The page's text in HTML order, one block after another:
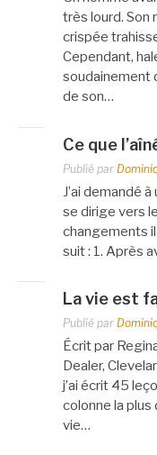
très lourd. Son
crispée
Cependant,
soudainement
de son…
Ce que
Publié par
J’ai demandé
se dirige vers
changements il
suit : 1. Après
La vie est
Publié par
Écrit par
Dealer,
j’ai écrit 45
colonne la plus
vie…